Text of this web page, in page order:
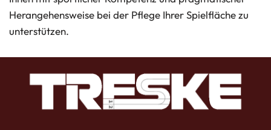
Herangehensweise bei der Pflege Ihrer Spielfläche zu
unterstützen.